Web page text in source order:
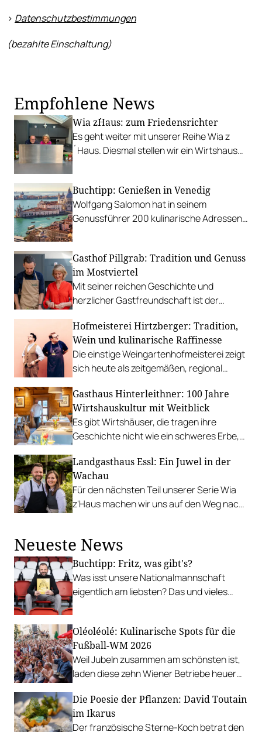
> Datenschutzbestimmungen
(bezahlte Einschaltung)
Empfohlene News
Wia z´Haus: zum Friedensrichter
Es geht weiter mit unserer Reihe Wia z
´Haus. Diesmal stellen wir ein Wirtshaus
Buchtipp: Genießen in Venedig
Wolfgang Salomon hat in seinem
Genussführer 200 kulinarische Adressen
inklusive.
Gasthof Pillgrab: Tradition und Genuss
im Mostviertel
Mit seiner reichen Geschichte und
herzlicher Gastfreundschaft ist der
Mostviertel. Der familiengeführte Betrieb
vereint Tradition, regionale Kulinarik und
Nachhaltigkeit auf einzigartige Weise –
und bietet seinen Gästen nicht nur einen
Wohlfühlen und Verweilen.
Hofmeisterei Hirtzberger: Tradition,
Wein und kulinarische Raffinesse
Die einstige Weingartenhofmeisterei zeigt
sich heute als zeitgemäßen, regional
Gasthaus Hinterleithner: 100 Jahre
Wirtshauskultur mit Weitblick
Es gibt Wirtshäuser, die tragen ihre
Geschichte nicht wie ein schweres Erbe,
Landgasthof Hinterleithner in Weins bei
Hofamt Priel gehört zu diesen raren Orten.
Landgasthaus Essl: Ein Juwel in der
Wachau
Für den nächsten Teil unserer Serie Wia
z'Haus machen wir uns auf den Weg nach
Neueste News
Buchtipp: Fritz, was gibt's?
Was isst unsere Nationalmannschaft
eigentlich am liebsten? Das und vieles
Oléoléolé: Kulinarische Spots für die
Fußball-WM 2026
Weil Jubeln zusammen am schönsten ist,
laden diese zehn Wiener Betriebe heuer
Die Poesie der Pflanzen: David Toutain
im Ikarus
Der französische Sterne-Koch betrat den